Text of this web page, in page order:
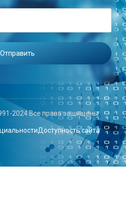
2024 Все права защищены.
Доступность сайта